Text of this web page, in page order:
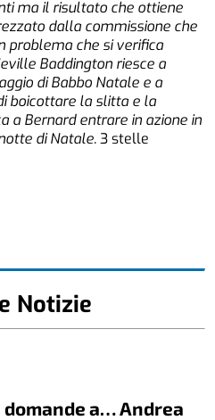
ma il risultato che ottiene
dalla commissione che
problema che si verifica
Baddington riesce a
di Babbo Natale e a
boicottare la slitta e la
a Bernard entrare in azione in
di Natale.3 stelle
Notizie
domande a… Andrea